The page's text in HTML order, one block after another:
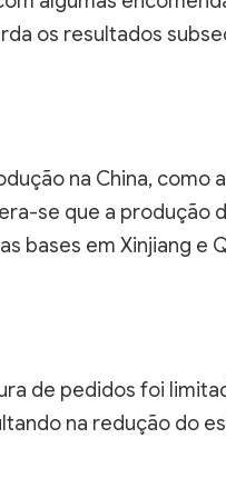
os resultados
na China, como
se que a produção
bases em Xinjiang e
de pedidos foi
na redução do